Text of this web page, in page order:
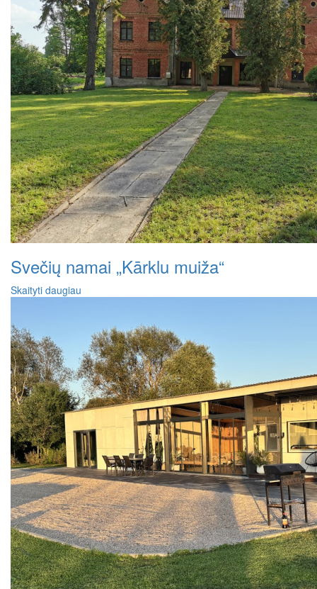
Svečių namai „Kārklu muiža“
Skaityti daugiau